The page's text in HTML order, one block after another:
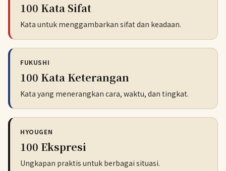
100 Kata Sifat
Kata untuk menggambarkan sifat dan keadaan.
FUKUSHI
100 Kata Keterangan
Kata yang menerangkan cara, waktu, dan tingkat.
HYOUGEN
100 Ekspresi
Ungkapan praktis untuk berbagai situasi.